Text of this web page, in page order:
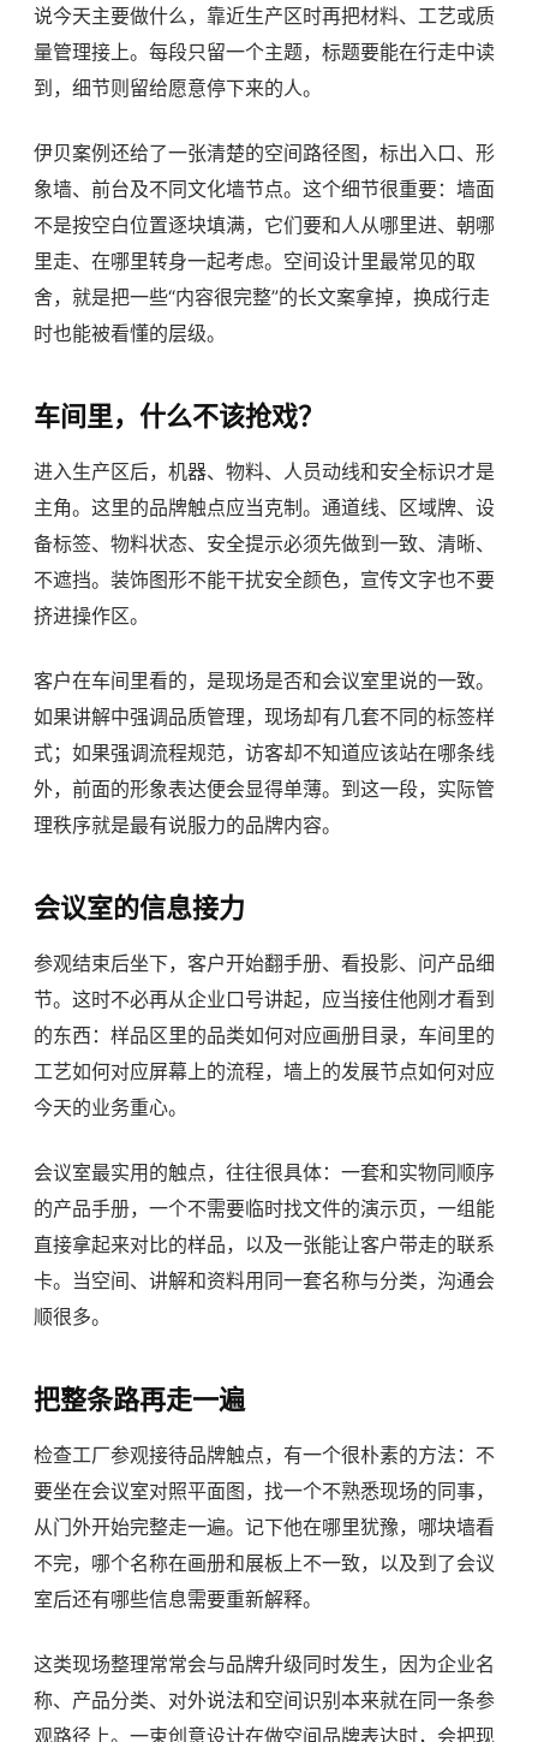
说今天主要做什么，靠近生产区时再把材料、工艺或质
量管理接上。每段只留一个主题，标题要能在行走中读
到，细节则留给愿意停下来的人。
伊贝案例还给了一张清楚的空间路径图，标出入口、形
象墙、前台及不同文化墙节点。这个细节很重要：墙面
不是按空白位置逐块填满，它们要和人从哪里进、朝哪
里走、在哪里转身一起考虑。空间设计里最常见的取
舍，就是把一些“内容很完整”的长文案拿掉，换成行走
时也能被看懂的层级。
车间里，什么不该抢戏？
进入生产区后，机器、物料、人员动线和安全标识才是
主角。这里的品牌触点应当克制。通道线、区域牌、设
备标签、物料状态、安全提示必须先做到一致、清晰、
不遮挡。装饰图形不能干扰安全颜色，宣传文字也不要
挤进操作区。
客户在车间里看的，是现场是否和会议室里说的一致。
如果讲解中强调品质管理，现场却有几套不同的标签样
式；如果强调流程规范，访客却不知道应该站在哪条线
外，前面的形象表达便会显得单薄。到这一段，实际管
理秩序就是最有说服力的品牌内容。
会议室的信息接力
参观结束后坐下，客户开始翻手册、看投影、问产品细
节。这时不必再从企业口号讲起，应当接住他刚才看到
的东西：样品区里的品类如何对应画册目录，车间里的
工艺如何对应屏幕上的流程，墙上的发展节点如何对应
今天的业务重心。
会议室最实用的触点，往往很具体：一套和实物同顺序
的产品手册，一个不需要临时找文件的演示页，一组能
直接拿起来对比的样品，以及一张能让客户带走的联系
卡。当空间、讲解和资料用同一套名称与分类，沟通会
顺很多。
把整条路再走一遍
检查工厂参观接待品牌触点，有一个很朴素的方法：不
要坐在会议室对照平面图，找一个不熟悉现场的同事，
从门外开始完整走一遍。记下他在哪里犹豫，哪块墙看
不完，哪个名称在画册和展板上不一致，以及到了会议
室后还有哪些信息需要重新解释。
这类现场整理常常会与品牌升级同时发生，因为企业名
称、产品分类、对外说法和空间识别本来就在同一条参
观路径上。一束创意设计在做空间品牌表达时，会把现